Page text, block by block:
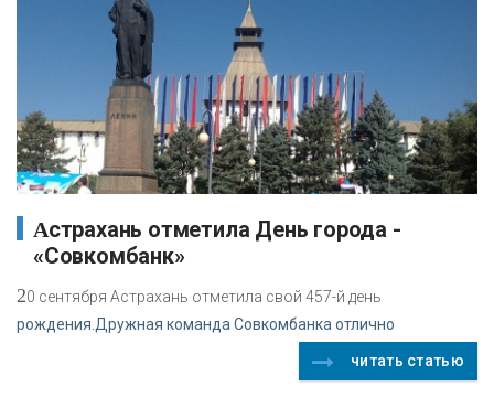
Астрахань отметила День города -
«Совкомбанк»
20 сентября Астрахань отметила свой 457-й день
рождения.Дружная команда Совкомбанка отлично
читать статью